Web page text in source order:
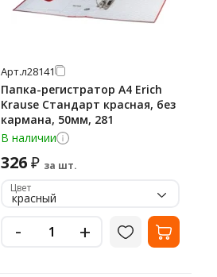
Арт.л28141
Папка-регистратор А4 Erich
Krause Стандарт красная, без
кармана, 50мм, 281
В наличии
326₽ за шт.
Цвет
красный
- +